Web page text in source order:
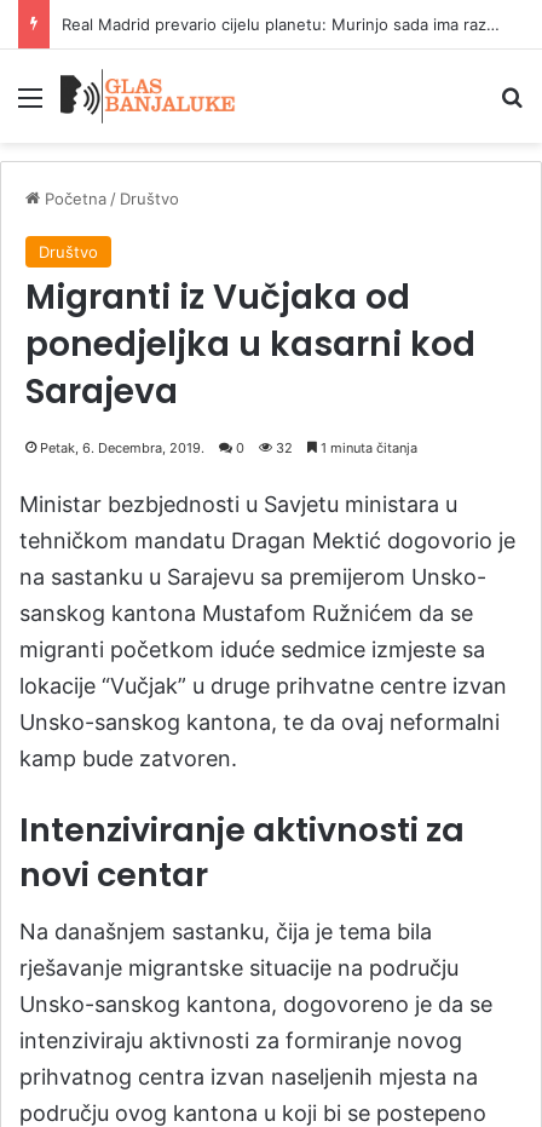
Real Madrid prevario cijelu planetu: Murinjo sada ima razloga za smijeh
Meni
Početna / Društvo
Društvo
Migranti iz Vučjaka od
ponedjeljka u kasarni kod
Sarajeva
Petak, 6. Decembra, 2019. 0 32 1 minuta čitanja
Ministar bezbjednosti u Savjetu ministara u
tehničkom mandatu Dragan Mektić dogovorio je
na sastanku u Sarajevu sa premijerom Unsko-
sanskog kantona Mustafom Ružnićem da se
migranti početkom iduće sedmice izmjeste sa
lokacije “Vučjak” u druge prihvatne centre izvan
Unsko-sanskog kantona, te da ovaj neformalni
kamp bude zatvoren.
Intenziviranje aktivnosti za
novi centar
Na današnjem sastanku, čija je tema bila
rješavanje migrantske situacije na području
Unsko-sanskog kantona, dogovoreno je da se
intenziviraju aktivnosti za formiranje novog
prihvatnog centra izvan naseljenih mjesta na
području ovog kantona u koji bi se postepeno